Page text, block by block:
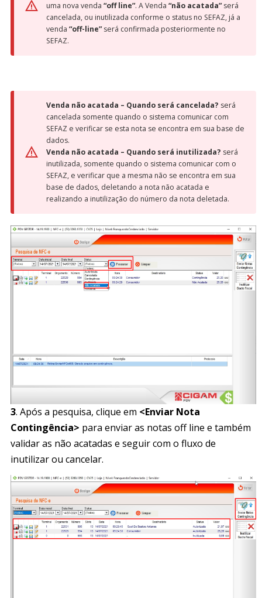
uma nova venda “off line”. A Venda “não acatada”será
cancelada, ou inutilizada conforme o status no SEFAZ, já a
venda “off-line”será confirmada posteriormente no
SEFAZ.
Venda não acatada – Quando será cancelada? será
cancelada somente quando o sistema comunicar com
SEFAZ e verificar se esta nota se encontra em sua base de
dados.
Venda não acatada – Quando será inutilizada? será
inutilizada, somente quando o sistema comunicar com o
SEFAZ, e verificar que a mesma não se encontra em sua
base de dados, deletando a nota não acatada e
realizando a inutilização do número da nota deletada.
3. Após a pesquisa, clique em <Enviar Nota
Contingência> para enviar as notas off line e também
validar as não acatadas e seguir com o fluxo de
inutilizar ou cancelar.